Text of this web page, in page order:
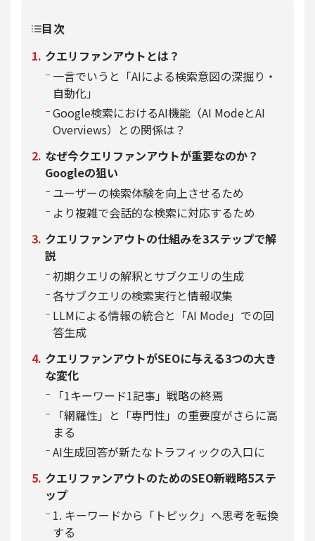
目次
クエリファンアウトとは？
一言でいうと「AIによる検索意図の深掘り・
自動化」
Google検索におけるAI機能（AI ModeとAI
Overviews）との関係は？
なぜ今クエリファンアウトが重要なのか？
Googleの狙い
ユーザーの検索体験を向上させるため
より複雑で会話的な検索に対応するため
クエリファンアウトの仕組みを3ステップで解
説
初期クエリの解釈とサブクエリの生成
各サブクエリの検索実行と情報収集
LLMによる情報の統合と「AI Mode」での回
答生成
クエリファンアウトがSEOに与える3つの大き
な変化
「1キーワード1記事」戦略の終焉
「網羅性」と「専門性」の重要度がさらに高
まる
AI生成回答が新たなトラフィックの入口に
クエリファンアウトのためのSEO新戦略5ステ
ップ
1. キーワードから「トピック」へ思考を転換
する